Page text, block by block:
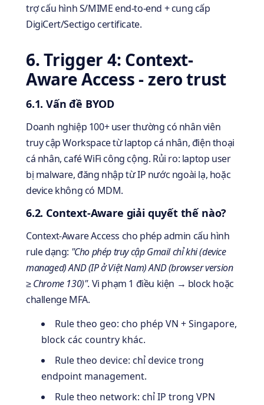
trợ cấu hình S/MIME end-to-end + cung cấp
DigiCert/Sectigo certificate.
6. Trigger 4: Context-
Aware Access - zero trust
6.1. Vấn đề BYOD
Doanh nghiệp 100+ user thường có nhân viên
truy cập Workspace từ laptop cá nhân, điện thoại
cá nhân, café WiFi công cộng. Rủi ro: laptop user
bị malware, đăng nhập từ IP nước ngoài lạ, hoặc
device không có MDM.
6.2. Context-Aware giải quyết thế nào?
Context-Aware Access cho phép admin cấu hình
rule dạng: "Cho phép truy cập Gmail chỉ khi (device
managed) AND (IP ở Việt Nam) AND (browser version
≥ Chrome 130)". Vi phạm 1 điều kiện → block hoặc
challenge MFA.
Rule theo geo: cho phép VN + Singapore,
block các country khác.
Rule theo device: chỉ device trong
endpoint management.
Rule theo network: chỉ IP trong VPN